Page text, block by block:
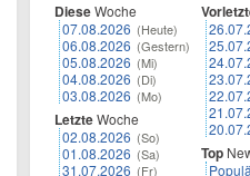
DieseWoche
07.08.2026 (Heute)
06.08.2026 (Gestern)
05.08.2026 (Mi)
04.08.2026 (Di)
03.08.2026 (Mo)
LetzteWoche
02.08.2026 (So)
01.08.2026 (Sa)
31.07.2026 (Fr)
Top